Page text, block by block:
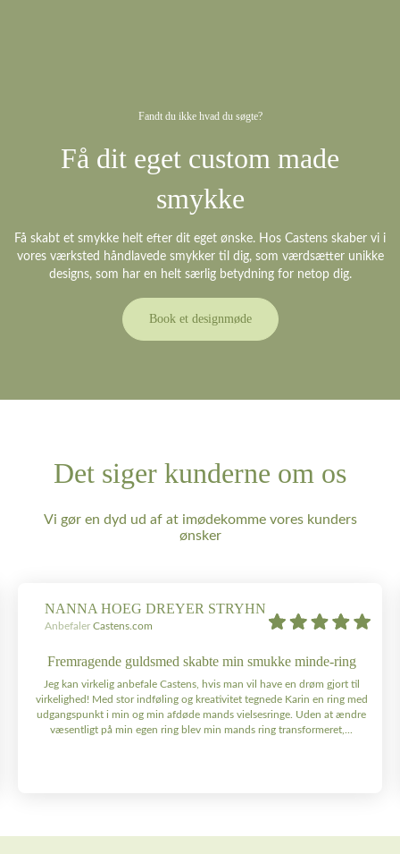
Fandt du ikke hvad du søgte?
Få dit eget custom made
smykke
Få skabt et smykke helt efter dit eget ønske. Hos Castens skaber vi i
vores værksted håndlavede smykker til dig, som værdsætter unikke
designs, som har en helt særlig betydning for netop dig.
Book et designmøde
Det siger kunderne om os
Vi gør en dyd ud af at imødekomme vores kunders
ønsker
NANNA HOEG DREYER STRYHN
Anbefaler Castens.com
Fremragende guldsmed skabte min smukke minde-ring
Jeg kan virkelig anbefale Castens, hvis man vil have en drøm gjort til
virkelighed! Med stor indføling og kreativitet tegnede Karin en ring med
udgangspunkt i min og min afdøde mands vielsesringe. Uden at ændre
væsentligt på min egen ring blev min mands ring transformeret,...